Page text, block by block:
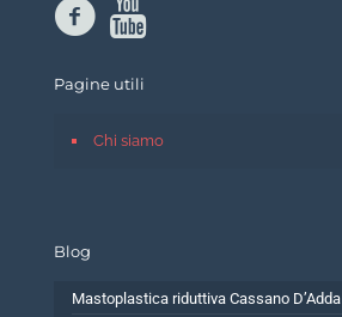
Pagine utili
Chi siamo
Blog
Mastoplastica riduttiva Cassano D’Adda